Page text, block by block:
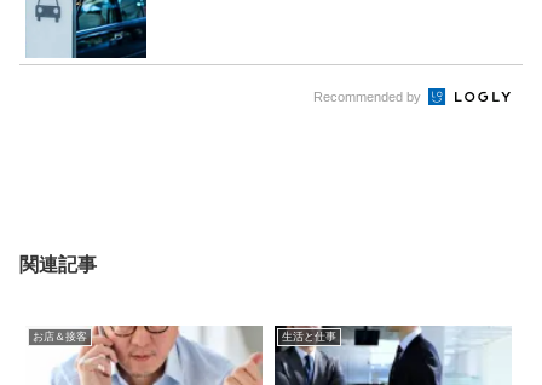
Recommended by
関連記事
お店＆接客 生活と仕事